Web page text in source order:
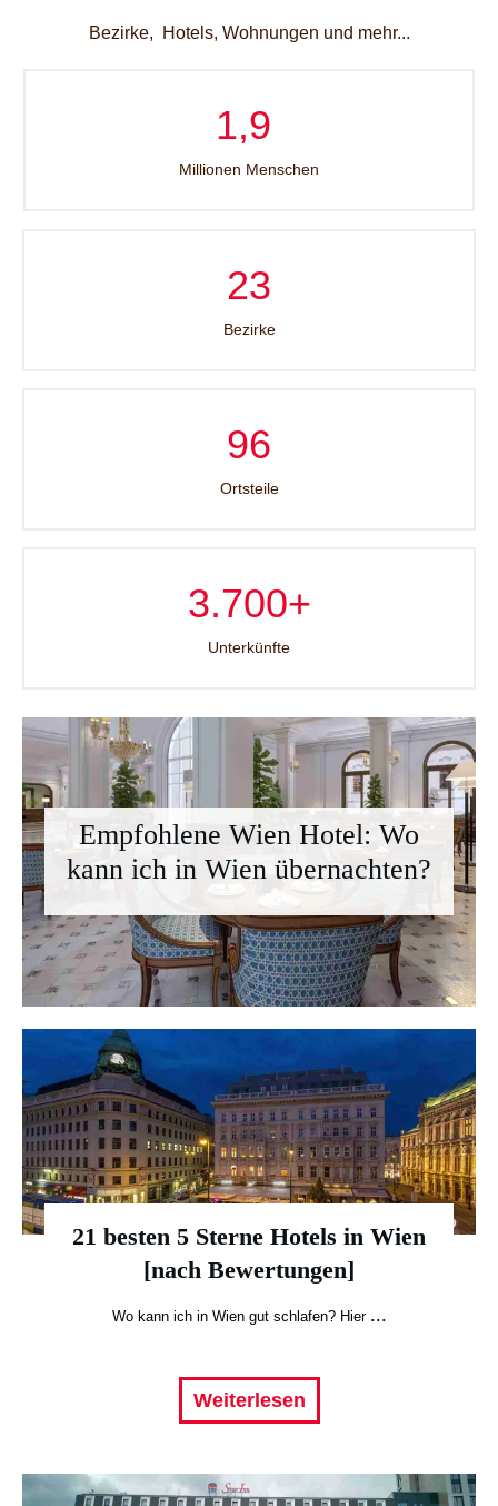
Bezirke, Hotels, Wohnungen und mehr...
1,9
Millionen Menschen
23
Bezirke
96
Ortsteile
3.700+
Unterkünfte
Empfohlene Wien Hotel: Wo
kann ich in Wien übernachten?
21 besten 5 Sterne Hotels in Wien
[nach Bewertungen]
Wo kann ich in Wien gut schlafen? Hier ...
Weiterlesen